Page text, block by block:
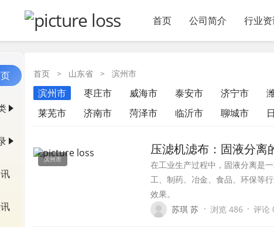
首页 公司简介 行业
首页 > 山东省 > 滨州市
滨州市 枣庄市 威海市 泰安市 济宁市
莱芜市
济南市 菏泽市 临沂市 聊城市
滨州市
压滤机滤布：固液分离
在工业生产过程中，固液分离是
工、制药、冶金、食品、环保等
效果。
苏琪 苏 · 浏览 486 · 评论